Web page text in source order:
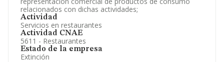
relacionados con dichas actividades;
Actividad
Servicios en restaurantes
Actividad CNAE
5611 - Restaurantes
Estado de la empresa
Extinción